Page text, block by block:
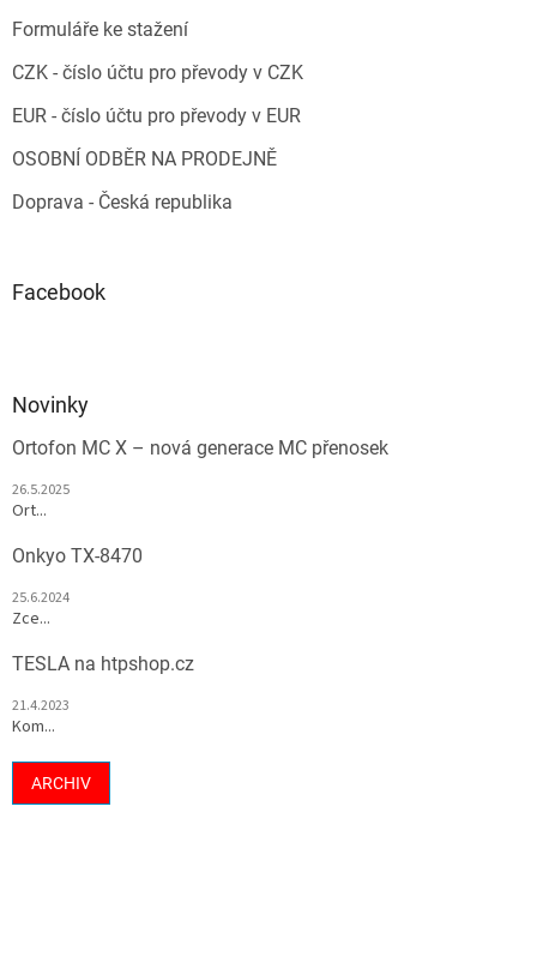
Formuláře ke stažení
CZK - číslo účtu pro převody v CZK
EUR - číslo účtu pro převody v EUR
OSOBNÍ ODBĚR NA PRODEJNĚ
Doprava - Česká republika
Facebook
Novinky
Ortofon MC X – nová generace MC přenosek
26.5.2025
Ort...
Onkyo TX-8470
25.6.2024
Zce...
TESLA na htpshop.cz
21.4.2023
Kom...
ARCHIV